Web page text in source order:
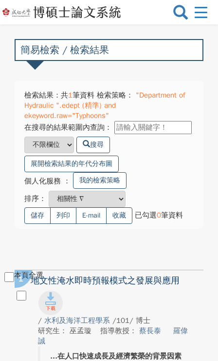
選
換
簡易檢索 / 檢索結果
檢索結果：共1筆資料 檢索策略：
"Department of
Hydraulic ".edept (精準) and
ekeyword.raw="Typhoons"
在搜尋的結果範圍內查詢：
搜尋
展開檢索結果的年代分布圖
個人化服務 ： 我的檢索策略
排序：
儲存 列印 E-mail 收藏 已勾選0筆資料
本頁全選
1 地文性淹水即時預報模式之發展與應用
/ 水利及海洋工程學系 /101/ 博士
研究生： 巫孟璇
指導教授： 蔡長泰
羅偉
誠
在人口快速成長及經濟繁榮的背景因素